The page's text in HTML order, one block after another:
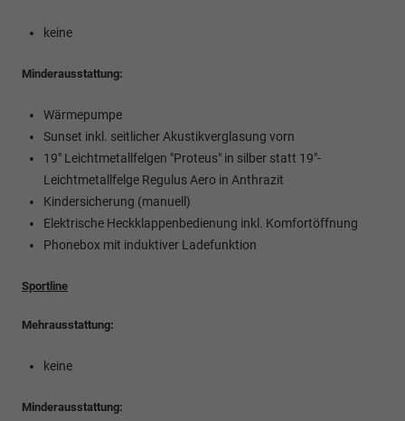
keine
Minderausstattung:
Wärmepumpe
Sunset inkl. seitlicher Akustikverglasung vorn
19" Leichtmetallfelgen "Proteus" in silber statt 19"-
Leichtmetallfelge Regulus Aero in Anthrazit
Kindersicherung (manuell)
Elektrische Heckklappenbedienung inkl. Komfortöffnung
Phonebox mit induktiver Ladefunktion
Sportline
Mehrausstattung:
keine
Minderausstattung: